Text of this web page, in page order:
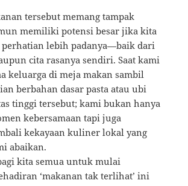
tersebut memang tampak
memiliki potensi besar jika kita
lebih padanya—baik dari
cita rasanya sendiri. Saat kami
keluarga di meja makan sambil
berbahan dasar pasta atau ubi
tinggi tersebut; kami bukan hanya
kebersamaan tapi juga
kekayaan kuliner lokal yang
abaikan.
kita semua untuk mulai
‘makanan tak terlihat’ ini